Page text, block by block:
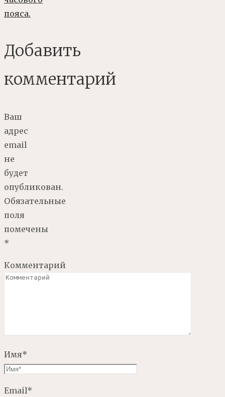
пояса.
Добавить
комментарий
Ваш
адрес
email
не
будет
опубликован.
Обязательные
поля
помечены
*
Комментарий
Имя*
Email*